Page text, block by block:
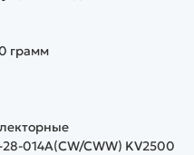
грамм
014A(CW/CWW) KV2500